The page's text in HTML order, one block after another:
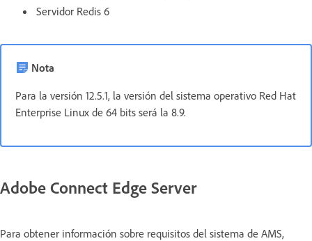
Servidor Redis 6
Nota
Para la versión 12.5.1, la versión del sistema operativo Red Hat
Enterprise Linux de 64 bits será la 8.9.
Adobe Connect Edge Server
Para obtener información sobre requisitos del sistema de AMS,